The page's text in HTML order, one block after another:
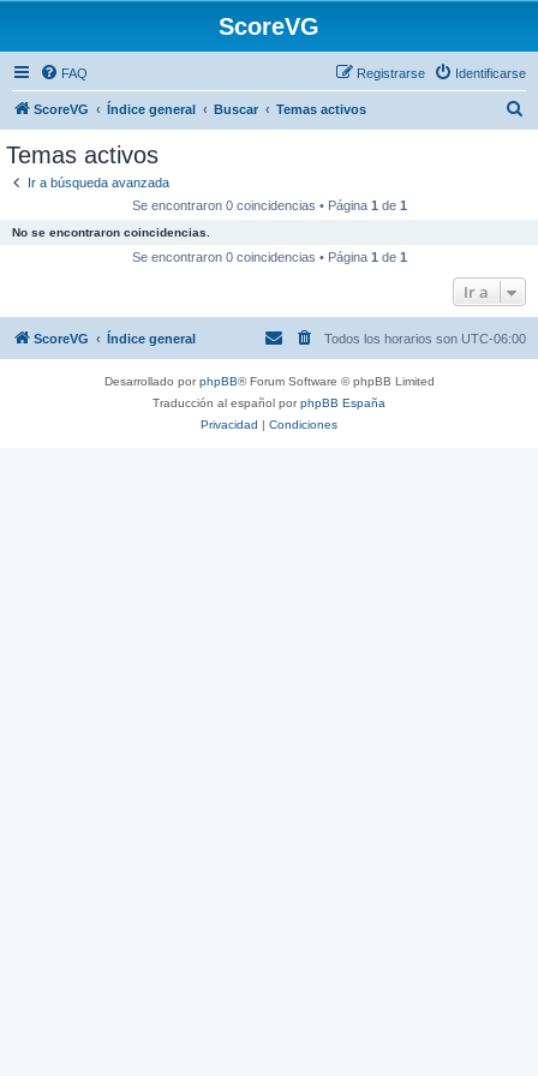
ScoreVG
FAQ Identificarse
Registrarse
ScoreVG Índice general Buscar Temas activos
Temas activos
Ir a búsqueda avanzada
Se encontraron 0 coincidencias • Página 1 de 1
No se encontraron coincidencias.
Se encontraron 0 coincidencias • Página 1 de 1
Ir a
ScoreVG Índice general Todos los horarios son UTC-06:00
Desarrollado porphpBB® Forum Software © phpBB Limited
Traducción al español porphpBB España
Privacidad | Condiciones